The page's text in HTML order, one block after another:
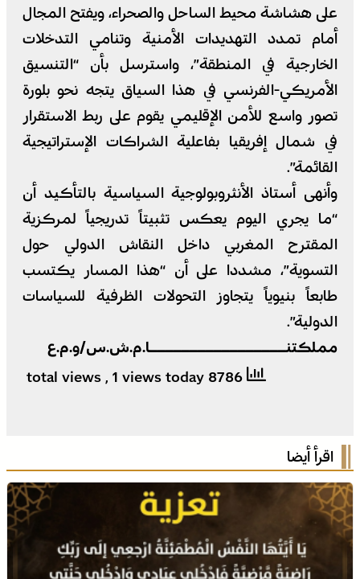
على هشاشة محيط الساحل والصحراء، ويفتح المجال
أمام تمدد التهديدات الأمنية وتنامي التدخلات
الخارجية في المنطقة”، واسترسل بأن “التنسيق
الأمريكي-الفرنسي في هذا السياق يتجه نحو بلورة
تصور واسع للأمن الإقليمي يقوم على ربط الاستقرار
في شمال إفريقيا بفاعلية الشراكات الإستراتيجية
القائمة”.
وأنهى أستاذ الأنثروبولوجية السياسية بالتأكيد أن
“ما يجري اليوم يعكس تثبيتاً تدريجياً لمركزية
المقترح المغربي داخل النقاش الدولي حول
التسوية”، مشددا على أن “هذا المسار يكتسب
طابعاً بنيوياً يتجاوز التحولات الظرفية للسياسات
الدولية”.
مملكتنـــــــــــــــــا.م.ش.س/و.م.ع
, 1 views today
اقرأ أيضا